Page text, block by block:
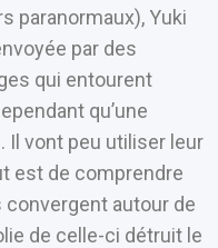
paranormaux), Yuki
par des
qui entourent
qu’une
Il vont peu utiliser leur
est de comprendre
autour de
de celle-ci détruit le